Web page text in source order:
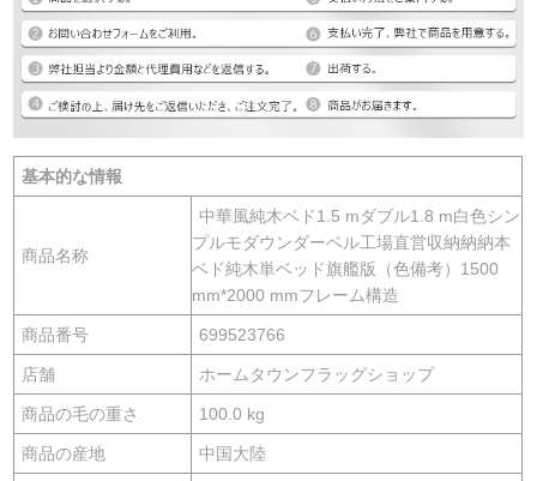
基本的な情報
商品名称
中華風純木ベド1.5 mダブル1.8 m白色シン
プルモダウンダーベル工場直営収納納納本
ベド純木単ベッド旗艦版（色備考）1500
mm*2000 mmフレーム構造
商品番号 699523766
店舗 ホームタウンフラッグショップ
商品の毛の重さ 100.0 kg
商品の産地 中国大陸